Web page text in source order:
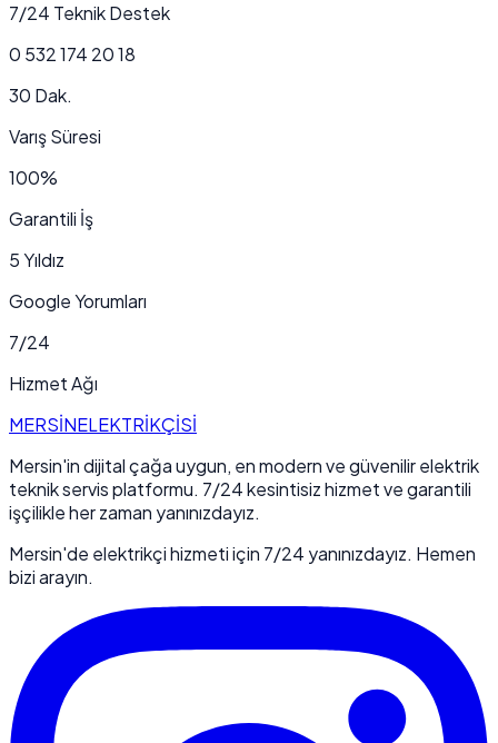
7/24 Teknik Destek
0 532 174 20 18
30 Dak.
Varış Süresi
100%
Garantili İş
5 Yıldız
Google Yorumları
7/24
Hizmet Ağı
MERSİNELEKTRİKÇİSİ
Mersin'in dijital çağa uygun, en modern ve güvenilir elektrik
teknik servis platformu. 7/24 kesintisiz hizmet ve garantili
işçilikle her zaman yanınızdayız.
Mersin'de elektrikçi hizmeti için 7/24 yanınızdayız. Hemen
bizi arayın.